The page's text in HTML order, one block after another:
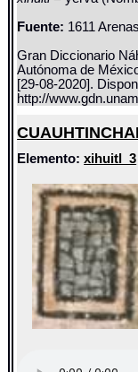
Fuente: 1611 Arenas
Gran Diccionario
Autónoma de
[29-08-2020].
http://
Elemento:xihuitl_3